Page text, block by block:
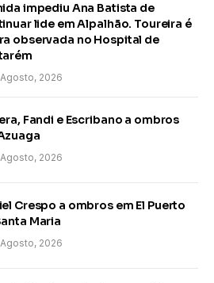
impediu Ana Batista de
lide em Alpalhão. Toureira é
observada no Hospital de
2026
Fandi e Escribano a ombros
2026
Crespo a ombros em El Puerto
Maria
2026